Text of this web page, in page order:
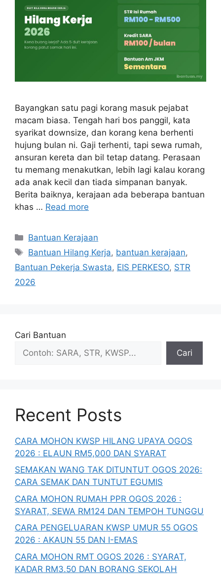
Bayangkan satu pagi korang masuk pejabat
macam biasa. Tengah hari bos panggil, kata
syarikat downsize, dan korang kena berhenti
hujung bulan ni. Gaji terhenti, tapi sewa rumah,
ansuran kereta dan bil tetap datang. Perasaan
tu memang menakutkan, lebih lagi kalau korang
ada anak kecil dan tiada simpanan banyak.
Berita baiknya, kerajaan ada beberapa bantuan
khas … Read more
Categories
Bantuan Kerajaan
Tags
Bantuan Hilang Kerja, bantuan kerajaan,
Bantuan Pekerja Swasta, EIS PERKESO, STR
2026
Cari Bantuan
Cari
Recent Posts
CARA MOHON KWSP HILANG UPAYA OGOS
2026 : ELAUN RM5,000 DAN SYARAT
SEMAKAN WANG TAK DITUNTUT OGOS 2026:
CARA SEMAK DAN TUNTUT EGUMIS
CARA MOHON RUMAH PPR OGOS 2026 :
SYARAT, SEWA RM124 DAN TEMPOH TUNGGU
CARA PENGELUARAN KWSP UMUR 55 OGOS
2026 : AKAUN 55 DAN I-EMAS
CARA MOHON RMT OGOS 2026 : SYARAT,
KADAR RM3.50 DAN BORANG SEKOLAH